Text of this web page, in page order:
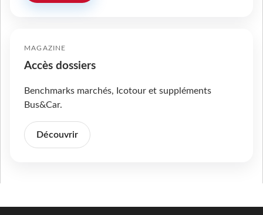
MAGAZINE
Accès dossiers
Benchmarks marchés, Icotour et suppléments
Bus&Car.
Découvrir